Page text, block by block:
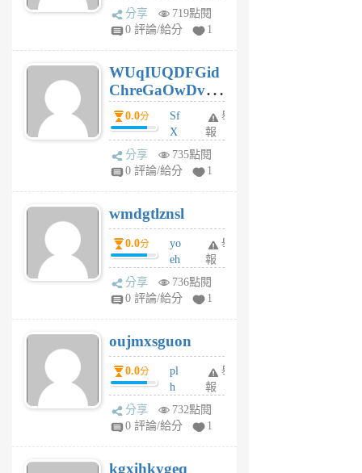
jt
gl
個
月
前
分享
719點閱
0 評論/給分
1
WUqIUQDFGid
ChreGaOwDv
dY0.0分
Sf
X
Pe
Jc
R
P
m
v
A
V
個
月
前
舉
報
分享
735點閱
0 評論/給分
1
wmdgtlznsl
0.0分
yo
eh
ld
gy
個
月
前
舉
報
分享
736點閱
0 評論/給分
1
oujmxsguon
0.0分
pl
h
wi
w
6
舉
報
分享
732點閱
0 評論/給分
1
kgxihkygeq